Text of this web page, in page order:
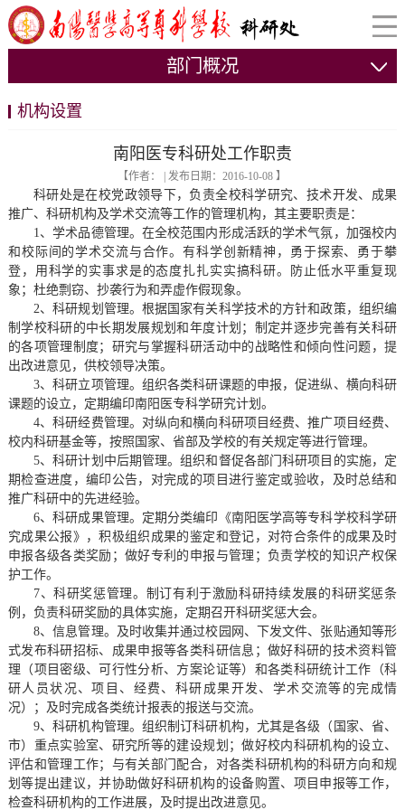
部门概况
机构设置
南阳医专科研处工作职责
【作者： | 发布日期：2016-10-08 】
科研处是在校党政领导下，负责全校科学研究、技术开发、成果
推广、科研机构及学术交流等工作的管理机构，其主要职责是：
1、学术品德管理。在全校范围内形成活跃的学术气氛，加强校内
和校际间的学术交流与合作。有科学创新精神，勇于探索、勇于攀
登，用科学的实事求是的态度扎扎实实搞科研。防止低水平重复现
象；杜绝剽窃、抄袭行为和弄虚作假现象。
2、科研规划管理。根据国家有关科学技术的方针和政策，组织编
制学校科研的中长期发展规划和年度计划；制定并逐步完善有关科研
的各项管理制度；研究与掌握科研活动中的战略性和倾向性问题，提
出改进意见，供校领导决策。
3、科研立项管理。组织各类科研课题的申报，促进纵、横向科研
课题的设立，定期编印南阳医专科学研究计划。
4、科研经费管理。对纵向和横向科研项目经费、推广项目经费、
校内科研基金等，按照国家、省部及学校的有关规定等进行管理。
5、科研计划中后期管理。组织和督促各部门科研项目的实施，定
期检查进度，编印公告，对完成的项目进行鉴定或验收，及时总结和
推广科研中的先进经验。
6、科研成果管理。定期分类编印《南阳医学高等专科学校科学研
究成果公报》，积极组织成果的鉴定和登记，对符合条件的成果及时
申报各级各类奖励；做好专利的申报与管理；负责学校的知识产权保
护工作。
7、科研奖惩管理。制订有利于激励科研持续发展的科研奖惩条
例，负责科研奖励的具体实施，定期召开科研奖惩大会。
8、信息管理。及时收集并通过校园网、下发文件、张贴通知等形
式发布科研招标、成果申报等各类科研信息；做好科研的技术资料管
理（项目密级、可行性分析、方案论证等）和各类科研统计工作（科
研人员状况、项目、经费、科研成果开发、学术交流等的完成情
况）；及时完成各类统计报表的报送与交流。
9、科研机构管理。组织制订科研机构，尤其是各级（国家、省、
市）重点实验室、研究所等的建设规划；做好校内科研机构的设立、
评估和管理工作；与有关部门配合，对各类科研机构的科研方向和规
划等提出建议，并协助做好科研机构的设备购置、项目申报等工作，
检查科研机构的工作进展，及时提出改进意见。